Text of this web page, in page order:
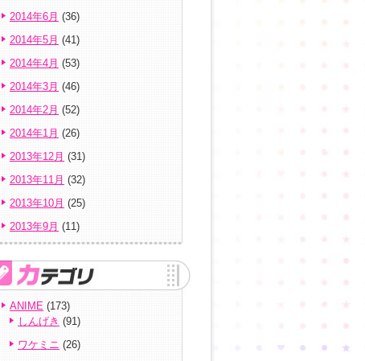
2014年6月 (36)
2014年5月 (41)
2014年4月 (53)
2014年3月 (46)
2014年2月 (52)
2014年1月 (26)
2013年12月 (31)
2013年11月 (32)
2013年10月 (25)
2013年9月 (11)
ANIME (173)
しんげき (91)
ワケミニ (26)